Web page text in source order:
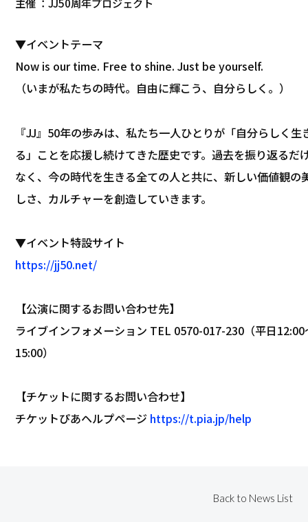
▼イベントテーマ
Now is our time. Free to shine. Just be yourself.
（いまが私たちの時代。自由に輝こう、自分らしく。）
『JJ』50年の歩みは、私たち一人ひとりが「自分らしく生
る」ことを応援し続けてきた歴史です。過去を振り返るだ
なく、今の時代を生きる全ての人と共に、新しい価値観の
しさ、カルチャーを創造していきます。
▼イベント特設サイト
https://jj50.net/
【公演に関するお問い合わせ先】
ライブインフォメーション TEL 0570-017-230（平日12:00
15:00）
【チケットに関するお問い合わせ】
チケットぴあヘルプページ https://t.pia.jp/help
Back to News List